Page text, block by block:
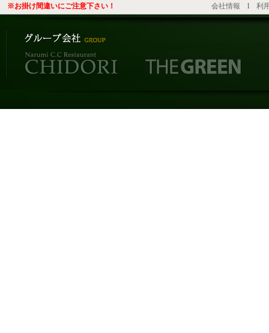
※お掛け間違いにご注意下さい！
会社情報 l 利